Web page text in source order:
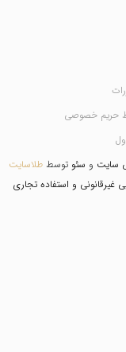
حریم خصوصی
سایت و سئو توسط طلاسایت
غیرقانونی و استفاده تجاری